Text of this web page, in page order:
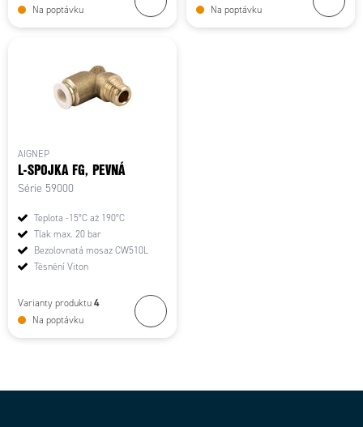
Na poptávku Na poptávku
AIGNEP
L-SPOJKA FG, PEVNÁ
Série 59000
Teplota -15°C až 190°C
Tlak max. 20 bar
Bezolovnatá mosaz CW510L
Těsnění Viton
Varianty produktu 4
Na poptávku